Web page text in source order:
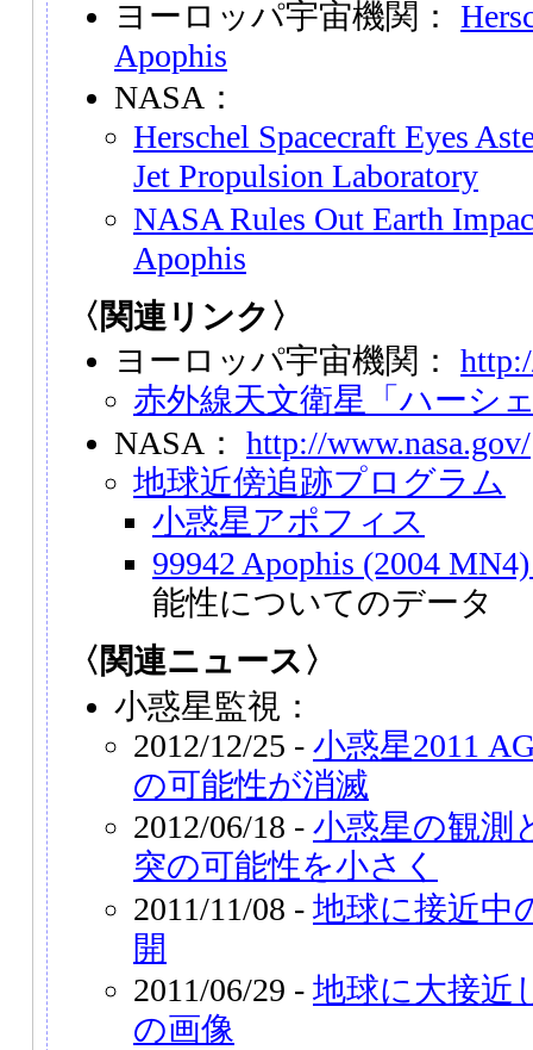
ヨーロッパ宇宙機関：
Apophis
NASA：
Herschel Spacecraft Eyes
Jet Propulsion Laboratory
NASA Rules Out Earth
Apophis
〈関連リンク〉
ヨーロッパ宇宙機関：
赤外線天文衛星「ハーシ
NASA： http://www.nasa.gov/
地球近傍追跡プログラム
小惑星アポフィス
99942 Apophis (2004
能性についてのデータ
〈関連ニュース〉
小惑星監視：
2012/12/25 - 小惑星2011
の可能性が消滅
2012/06/18 - 小惑星の観測
突の可能性を小さく
2011/11/08 - 地球に接近中
開
2011/06/29 - 地球に大接近
の画像